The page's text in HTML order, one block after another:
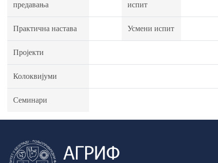
предавања
испит
Практична настава Усмени испит
Пројекти
Колоквијуми
Семинари